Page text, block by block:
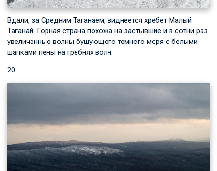
Вдали, за Средним Таганаем, виднеется хребет Малый
Таганай. Горная страна похожа на застывшие и в сотни раз
увеличенные волны бушующего тёмного моря с белыми
шапками пены на гребнях волн.
20